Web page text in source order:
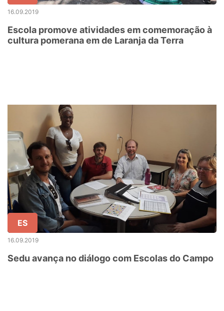
16.09.2019
Escola promove atividades em comemoração à
cultura pomerana em de Laranja da Terra
ES
16.09.2019
Sedu avança no diálogo com Escolas do Campo